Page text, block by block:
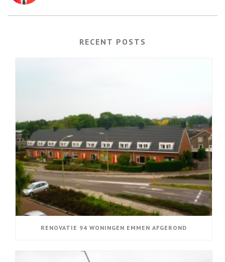
RECENT POSTS
RENOVATIE 94 WONINGEN EMMEN AFGEROND